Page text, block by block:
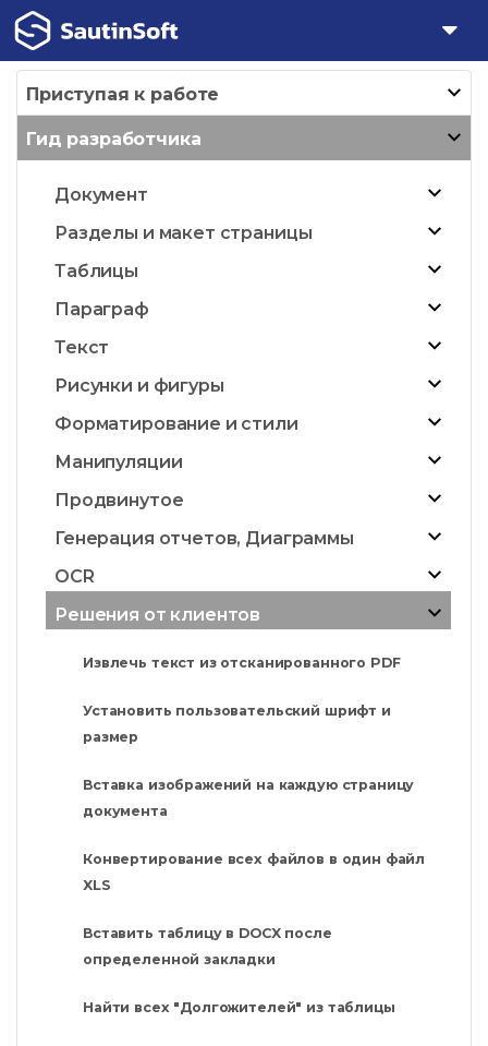
Приступая к работе
Гид разработчика
Документ
Разделы и макет страницы
Таблицы
Параграф
Текст
Рисунки и фигуры
Форматирование и стили
Манипуляции
Продвинутое
Генерация отчетов, Диаграммы
OCR
Решения от клиентов
Извлечь текст из отсканированного PDF
Установить пользовательский шрифт и
размер
Вставка изображений на каждую страницу
документа
Конвертирование всех файлов в один файл
XLS
Вставить таблицу в DOCX после
определенной закладки
Найти всех "Долгожителей" из таблицы